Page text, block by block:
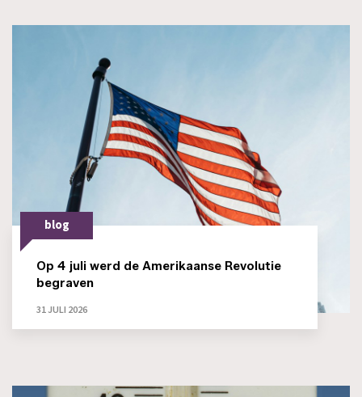
blog
Op 4 juli werd de Amerikaanse Revolutie
begraven
31 JULI 2026